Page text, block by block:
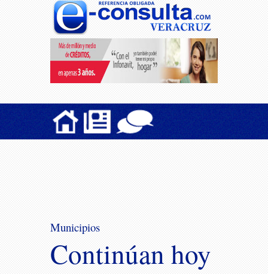
Municipios
Continúan hoy